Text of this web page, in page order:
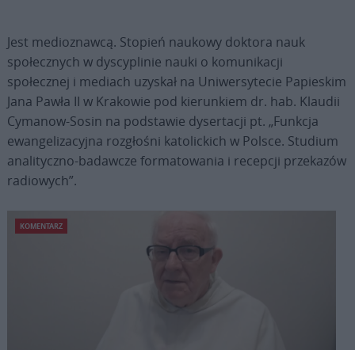
Jest medioznawcą. Stopień naukowy doktora nauk
społecznych w dyscyplinie nauki o komunikacji
społecznej i mediach uzyskał na Uniwersytecie Papieskim
Jana Pawła II w Krakowie pod kierunkiem dr. hab. Klaudii
Cymanow-Sosin na podstawie dysertacji pt. „Funkcja
ewangelizacyjna rozgłośni katolickich w Polsce. Studium
analityczno-badawcze formatowania i recepcji przekazów
radiowych”.
KOMENTARZ